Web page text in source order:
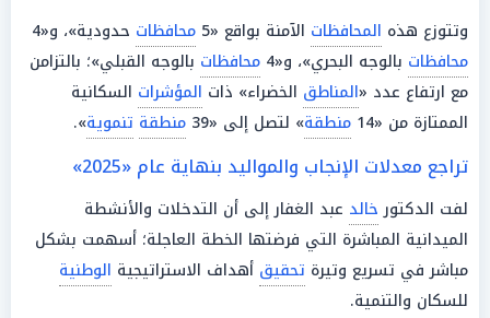
وتتوزع هذه المحافظات الآمنة بواقع «5 محافظات حدودية»، و«4
محافظات بالوجه البحري»، و«4 محافظات بالوجه القبلي»؛ بالتزامن
مع ارتفاع عدد «المناطق الخضراء» ذات المؤشرات السكانية
الممتازة من «14
منطقة» لتصل إلى «39 منطقة تنموية».
تراجع معدلات الإنجاب والمواليد بنهاية عام «2025»
لفت الدكتورخالد عبد الغفار إلى أن التدخلات والأنشطة
الميدانية المباشرة التي فرضتها الخطة العاجلة؛ أسهمت بشكل
مباشر في تسريع وتيرة تحقيق أهداف الاستراتيجية الوطنية
للسكان والتنمية.